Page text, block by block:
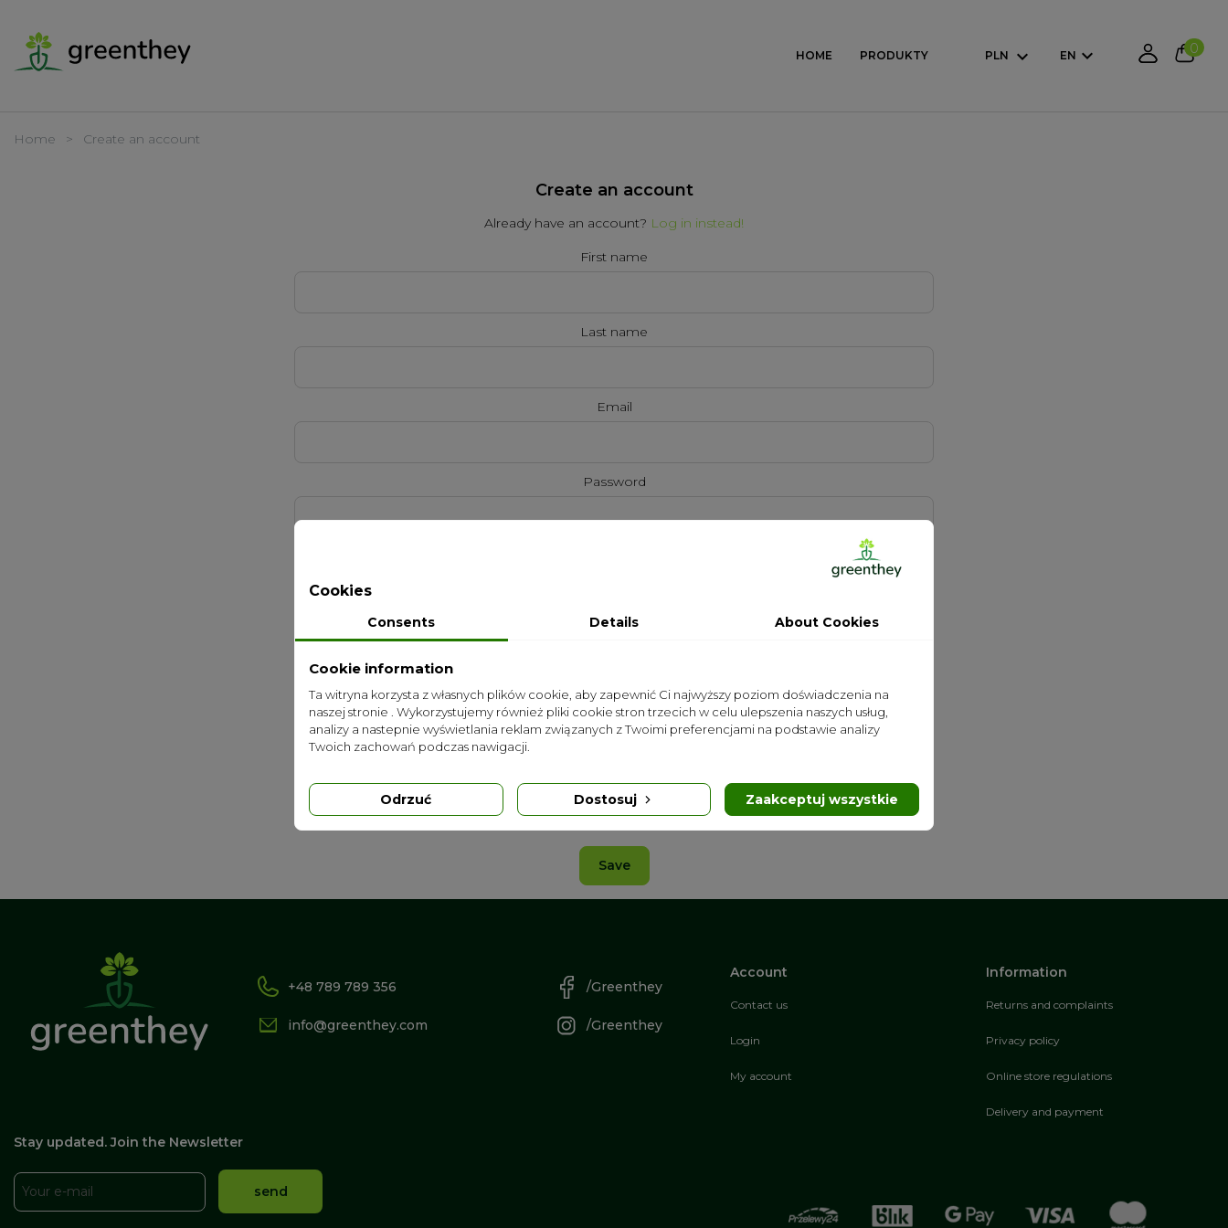
0
EN
PLN
HOME PRODUKTY
Home Create an account
Create an account
Already have an account? Log in instead!
First name
Last name
Email
Password
Udostępnione przez Ciebie dane osobowe są wykorzystywane w celu udzielania odpowiedzi na
zapytania, przetwarzania zamówień lub umożliwiania dostępu do konkretnych informacji.
Przysługuje Ci prawo do modyfikowania oraz usuwania wszelkich danych osobowych
Sign up for our newsletter
You may unsubscribe at any moment. For that purpose, please find our contact info in the legal
I accept the general terms of use and privacy policy - mandatory
Save
+48 789 789 356
info@greenthey.com
/Greenthey
/Greenthey
Stay updated. Join the Newsletter
Account
Contact us
Login
My account
Information
Returns and complaints
Privacy policy
Online store regulations
Delivery and payment
Cookies
Consents Details About Cookies
Cookie information
Ta witryna korzysta z własnych plików cookie, aby zapewnić Ci najwyższy poziom doświadczenia na
naszej stronie . Wykorzystujemy również pliki cookie stron trzecich w celu ulepszenia naszych usług,
analizy a nastepnie wyświetlania reklam związanych z Twoimi preferencjami na podstawie analizy
Twoich zachowań podczas nawigacji.
Odrzuć Dostosuj Zaakceptuj wszystkie